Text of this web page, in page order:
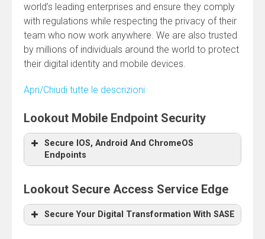
world’s leading enterprises and ensure they comply
with regulations while respecting the privacy of their
team who now work anywhere. We are also trusted
by millions of individuals around the world to protect
their digital identity and mobile devices.
Apri/Chiudi tutte le descrizioni
Lookout Mobile Endpoint Security
Secure IOS, Android And ChromeOS
Endpoints
Lookout Secure Access Service Edge
Secure Your Digital Transformation With SASE